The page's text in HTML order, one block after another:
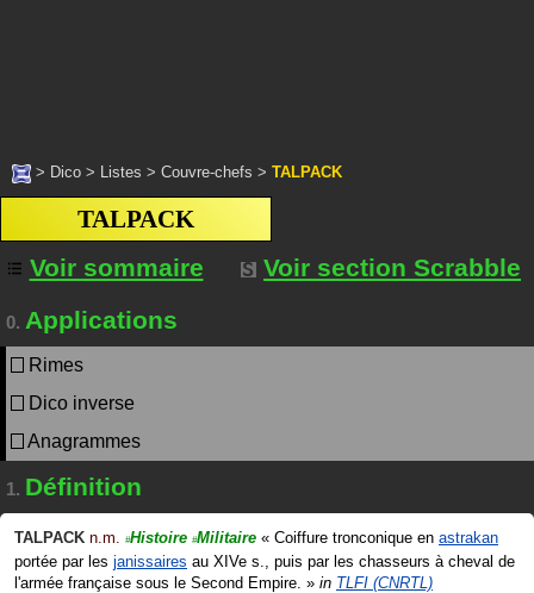
> Dico > Listes > Couvre-chefs > TALPACK
TALPACK
Voir sommaire
Voir section Scrabble
0. Applications
Rimes
Dico inverse
Anagrammes
1. Définition
TALPACK n.m. #Histoire #Militaire « Coiffure tronconique en astrakan
portée par les janissaires au XIVe s., puis par les chasseurs à cheval de
l'armée française sous le Second Empire. » in TLFI (CNRTL)